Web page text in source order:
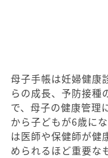
母子手帳は妊婦健康
らの成長、予防接種
で、母子の健康管理
から子どもが6歳に
は医師や保健師が健
められるほど重要な